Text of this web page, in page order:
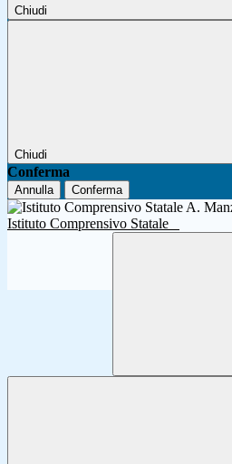
Chiudi
Chiudi
Conferma
Annulla Conferma
Istituto Comprensivo Statale